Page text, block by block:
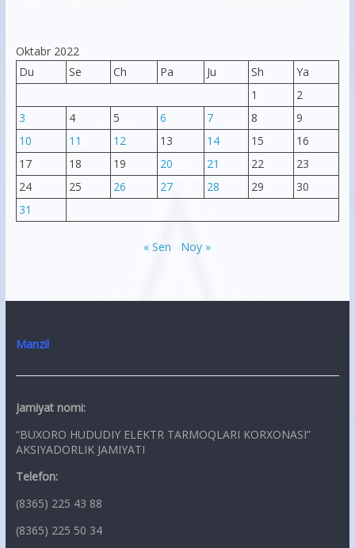
Oktabr 2022
Du
Se Ch Pa Ju Sh
Ya
1
2
3
4 5 6 7 8
9
10
11 12 13 14 15
16
17
18 19 20 21 22
23
24
25 26 27 28 29
30
31
« Sen Noy »
Manzil
Jamiyat nomi:
“BUXORO HUDUDIY ELEKTR TARMOQLARI KORXONASI”
AKSIYADORLIK JAMIYATI
Telefon:
(8365) 225 43 88
(8365) 225 50 34